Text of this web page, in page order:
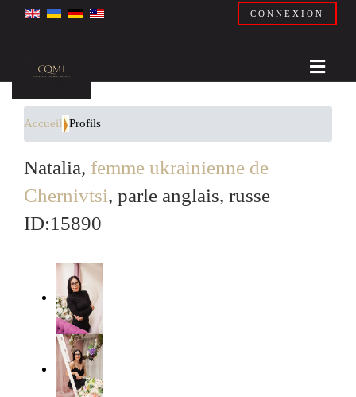
CONNEXION
Accueil Profils
Natalia, femme ukrainienne de
Chernivtsi, parle anglais, russe
ID:15890